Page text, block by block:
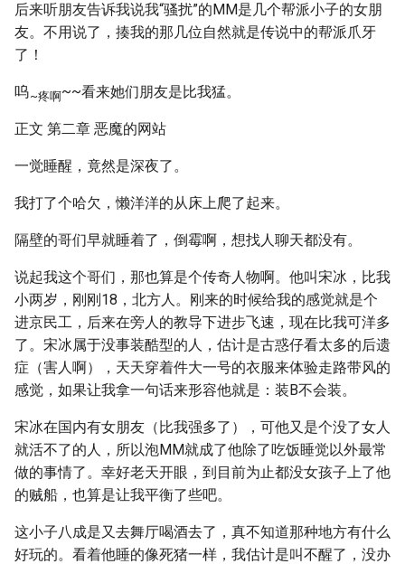
后来听朋友告诉我说我“骚扰”的MM是几个帮派小子的女朋
友。不用说了，揍我的那几位自然就是传说中的帮派爪牙
了！
呜~疼啊~~看来她们朋友是比我猛。
正文 第二章 恶魔的网站
一觉睡醒，竟然是深夜了。
我打了个哈欠，懒洋洋的从床上爬了起来。
隔壁的哥们早就睡着了，倒霉啊，想找人聊天都没有。
说起我这个哥们，那也算是个传奇人物啊。他叫宋冰，比我
小两岁，刚刚18，北方人。刚来的时候给我的感觉就是个
进京民工，后来在旁人的教导下进步飞速，现在比我可洋多
了。宋冰属于没事装酷型的人，估计是古惑仔看太多的后遗
症（害人啊），天天穿着件大一号的衣服来体验走路带风的
感觉，如果让我拿一句话来形容他就是：装B不会装。
宋冰在国内有女朋友（比我强多了），可他又是个没了女人
就活不了的人，所以泡MM就成了他除了吃饭睡觉以外最常
做的事情了。幸好老天开眼，到目前为止都没女孩子上了他
的贼船，也算是让我平衡了些吧。
这小子八成是又去舞厅喝酒去了，真不知道那种地方有什么
好玩的。看着他睡的像死猪一样，我估计是叫不醒了，没办